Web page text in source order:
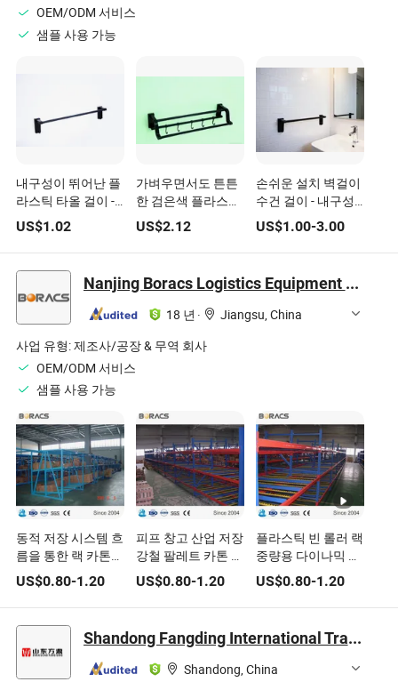
OEM/ODM 서비스
샘플 사용 가능
내구성이 뛰어난 플
라스틱 타올 걸이 -
손님 욕실 및 임대
주택에 적합
US$1.02
가벼우면서도 튼튼
한 검은색 플라스틱
타올 걸이 다중 크기
글로벌 도매 주문용
US$2.12
손쉬운 설치 벽걸이
수건 걸이 - 내구성
이 뛰어나고 스타일
리시한 욕실 하드웨
어 세트
US$1.00-3.00
Nanjing Boracs Logistics Equipment Co., Ltd.
18 년 ·
Jiangsu, China
사업 유형:제조사/공장 & 무역 회사
OEM/ODM 서비스
샘플 사용 가능
동적 저장 시스템 흐
름을 통한 랙 카톤
중력 랙 부품용 플라
스틱 빈
US$0.80-1.20
피프 창고 산업 저장
강철 팔레트 카톤 중
력 흐름 선반 플라스
틱 롤러
US$0.80-1.20
플라스틱 빈 롤러 랙
중량용 다이나믹 플
로우 시스템 중량용
창고 금속 선반 중국
산
US$0.80-1.20
Shandong Fangding International Trade Co., LTD
Shandong, China